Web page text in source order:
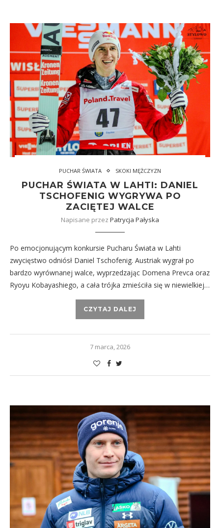
PUCHAR ŚWIATA SKOKI MĘŻCZYZN
PUCHAR ŚWIATA W LAHTI: DANIEL
TSCHOFENIG WYGRYWA PO
ZACIĘTEJ WALCE
Napisane przez Patrycja Pałyska
Po emocjonującym konkursie Pucharu Świata w Lahti
zwycięstwo odniósł Daniel Tschofenig. Austriak wygrał po
bardzo wyrównanej walce, wyprzedzając Domena Prevca oraz
Ryoyu Kobayashiego, a cała trójka zmieściła się w niewielkiej…
CZYTAJ DALEJ
7 marca, 2026